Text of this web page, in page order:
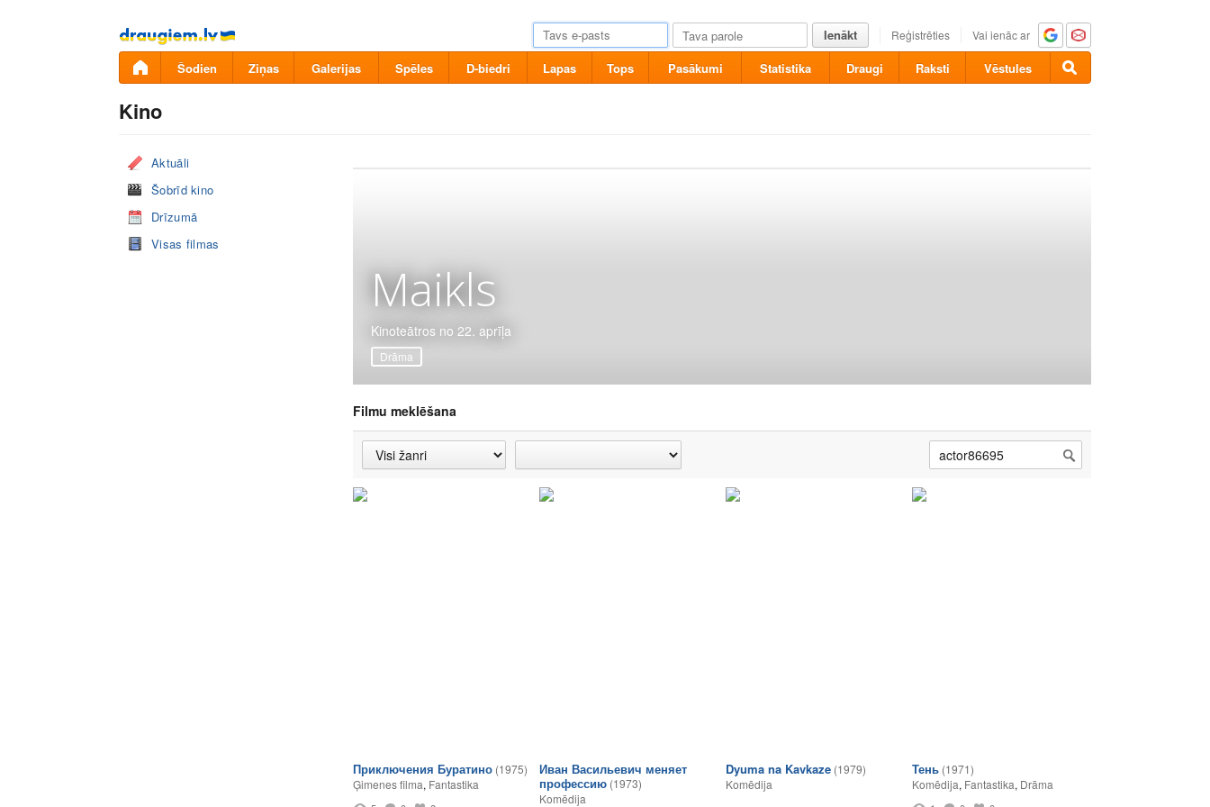
Pāriet
uz
saturu
Ienākt Reģistrēties Vai ienāc ar
Šodien Ziņas Galerijas Spēles D-biedri Lapas Tops Pasākumi Statistika Draugi Raksti Vēstules
Kino
Aktuāli
Šobrīd kino
Drīzumā
Visas filmas
Maikls
Kinoteātros no 22. aprīļa
Drāma
Filmu meklēšana
Приключения Буратино (1975)
Ģimenes filma, Fantastika
Иван Васильевич меняет
профессию (1973)
Komēdija
Dyuma na Kavkaze (1979)
Komēdija
Тень (1971)
Komēdija, Fantastika, Drāma